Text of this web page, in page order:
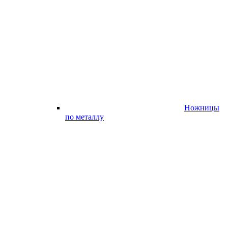
Ножницы
по металлу